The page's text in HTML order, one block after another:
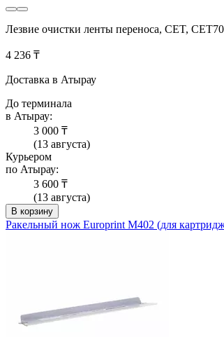
Лезвие очистки ленты переноса, CET,
4 236 ₸
Доставка в Атырау
До терминала
в Атырау:
3 000 ₸
(13 августа)
Курьером
по Атырау:
3 600 ₸
(13 августа)
В корзину
Ракельный нож Europrint M402 (для